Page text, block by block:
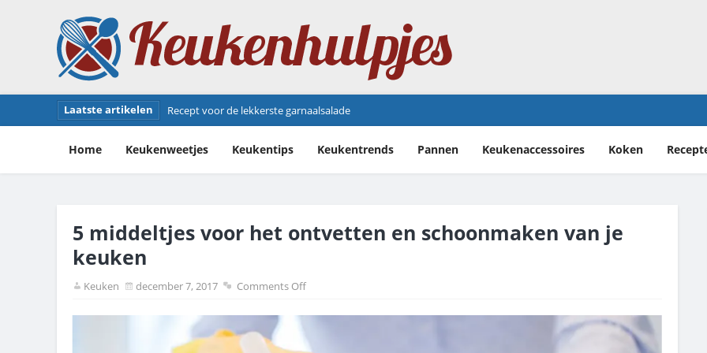
Laatste artikelen Jambonneau recept: zo bereid je deze heerlijke Franse klassieker
Home Keukenweetjes Keukentips Keukentrends Pannen Keukenaccessoires Koken
5 middeltjes voor het ontvetten en schoonmaken van je
keuken
Keuken december 7, 2017 Comments Off